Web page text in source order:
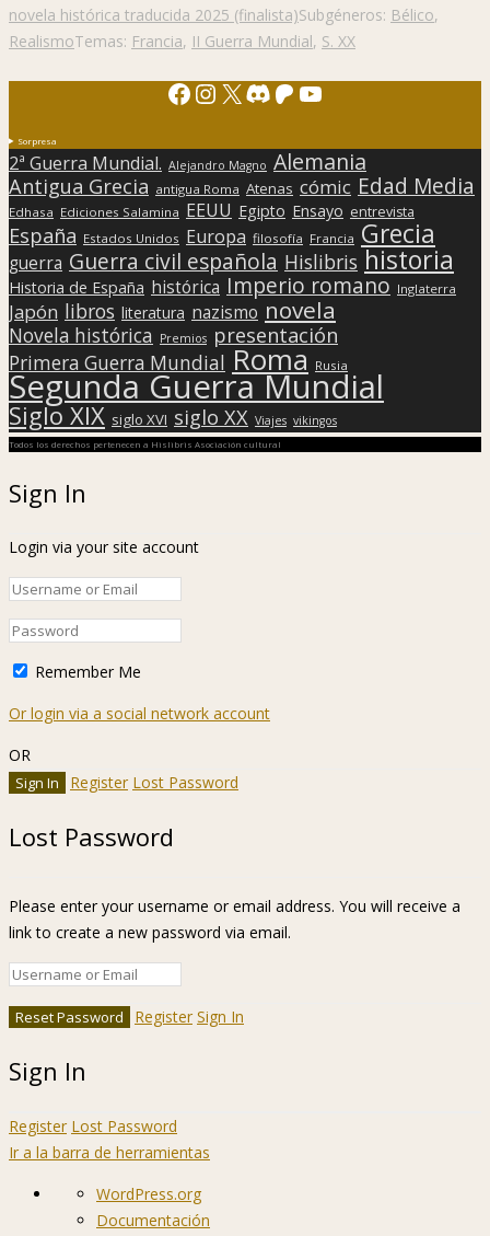
novela histórica traducida 2025 (finalista)Subgéneros: Bélico,
RealismoTemas: Francia, II Guerra Mundial, S. XX
Facebook
Instagram
X Discord
Patreon
YouTube
Sorpresa
2ª Guerra Mundial. Alejandro Magno Alemania
Antigua Grecia antigua Roma Atenas cómic Edad Media
Edhasa Ediciones Salamina EEUU Egipto Ensayo entrevista
España Estados Unidos Europa filosofía Francia Grecia
guerra Guerra civil española Hislibris historia
Historia de España histórica Imperio romano Inglaterra
Japón libros literatura nazismo novela
Novela histórica Premios presentación
Primera Guerra Mundial Roma Rusia
Segunda Guerra Mundial
Siglo XIX siglo XVI siglo XX Viajes vikingos
Todos los derechos pertenecen a Hislibris Asociación cultural
Sign In
Login via your site account
Remember Me
Or login via a social network account
OR
Register Lost Password
Lost Password
Please enter your username or email address. You will receive a
link to create a new password via email.
Register Sign In
Sign In
Register Lost Password
Ir a la barra de herramientas
AcercaWordPress.org
Documentación